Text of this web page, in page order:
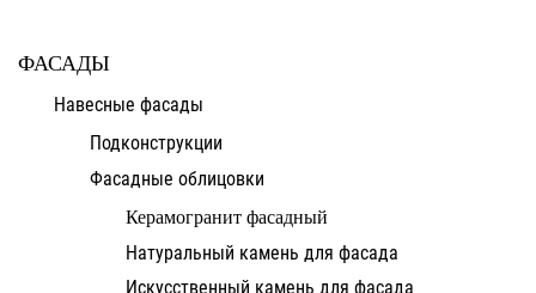
ФАСАДЫ
Навесные фасады
Подконструкции
Фасадные облицовки
Керамогранит фасадный
Натуральный камень для фасада
Искусственный камень для фасада